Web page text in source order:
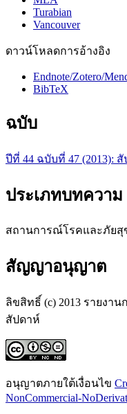
Turabian
Vancouver
ดาวน์โหลดการอ้างอิง
Endnote/Zotero/
BibTeX
ฉบับ
ปีที่ 44 ฉบับที่ 47 (2013):
ประเภทบทความ
สถานการณ์โรคและภัยสุ
สัญญาอนุญาต
ลิขสิทธิ์ (c) 2013 รายงาน
สัปดาห์
อนุญาตภายใต้เงื่อนไข
NonCommercial-